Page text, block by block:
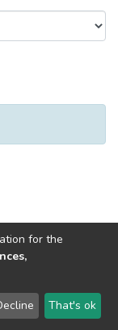
LYRASIS
for the
That's ok